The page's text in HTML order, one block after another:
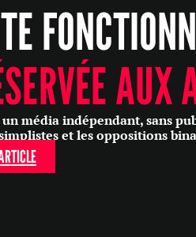
AUX
média indépendant, sans
et les oppositions